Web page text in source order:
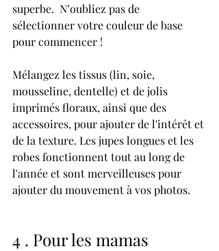
superbe.  N’oubliez pas de
sélectionner votre couleur de base
pour commencer !
Mélangez les tissus (lin, soie,
mousseline, dentelle) et de jolis
imprimés floraux, ainsi que des
accessoires, pour ajouter de l'intérêt et
de la texture. Les jupes longues et les
robes fonctionnent tout au long de
l'année et sont merveilleuses pour
ajouter du mouvement à vos photos.
4 . Pour les mamas